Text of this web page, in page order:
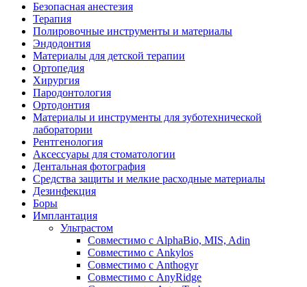
Безопасная анестезия
Терапия
Полировочные инструменты и материалы
Эндодонтия
Материалы для детской терапии
Ортопедия
Хирургия
Пародонтология
Ортодонтия
Материалы и инструменты для зуботехнической
лаборатории
Рентгенология
Аксессуары для стоматологии
Дентальная фотография
Средства защиты и мелкие расходные материалы
Дезинфекция
Боры
Имплантация
Ультрастом
Совместимо с AlphaBio, MIS, Adin
Совместимо с Ankylos
Совместимо с Anthogyr
Совместимо с AnyRidge